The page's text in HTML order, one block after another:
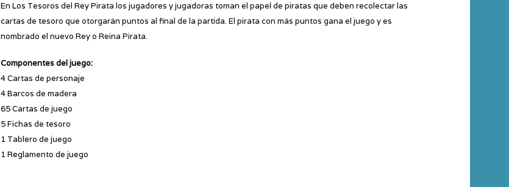
En Los Tesoros del Rey Pirata los jugadores y jugadoras toman el papel de piratas que deben recolectar las
cartas de tesoro que otorgarán puntos al final de la partida. El pirata con más puntos gana el juego y es
nombrado el nuevo Rey o Reina Pirata.
Componentes del juego:
4 Cartas de personaje
4 Barcos de madera
65 Cartas de juego
5 Fichas de tesoro
1 Tablero de juego
1 Reglamento de juego